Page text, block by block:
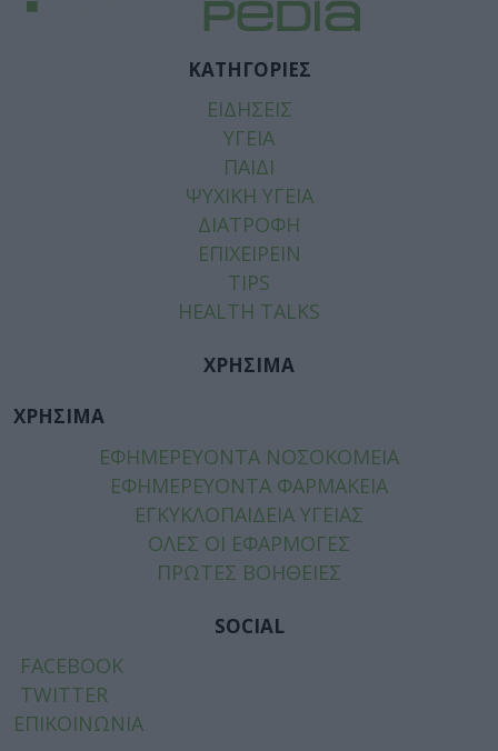
ΚΑΤΗΓΟΡΙΕΣ
ΕΙΔΗΣΕΙΣ
ΥΓΕΙΑ
ΠΑΙΔΙ
ΨΥΧΙΚΗ ΥΓΕΙΑ
ΔΙΑΤΡΟΦΗ
ΕΠΙΧΕΙΡΕΙΝ
TIPS
HEALTH TALKS
ΧΡΗΣΙΜΑ
ΧΡΗΣΙΜΑ
ΕΦΗΜΕΡΕΥΟΝΤΑ ΝΟΣΟΚΟΜΕΙΑ
ΕΦΗΜΕΡΕΥΟΝΤΑ ΦΑΡΜΑΚΕΙΑ
ΕΓΚΥΚΛΟΠΑΙΔΕΙΑ ΥΓΕΙΑΣ
ΟΛΕΣ ΟΙ ΕΦΑΡΜΟΓΕΣ
ΠΡΩΤΕΣ ΒΟΗΘΕΙΕΣ
SOCIAL
FACEBOOK
TWITTER
ΕΠΙΚΟΙΝΩΝΙΑ